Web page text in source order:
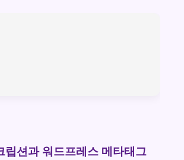
립션과 워드프레스 메타태그